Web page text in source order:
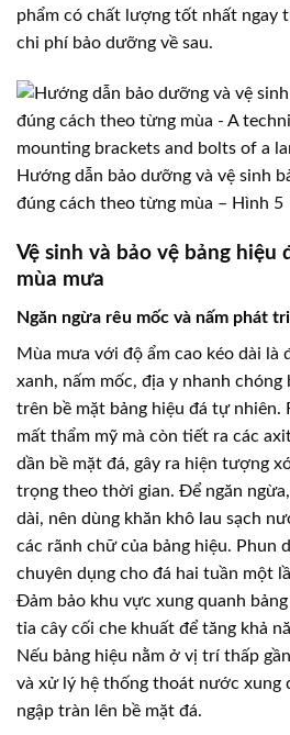
phẩm có chất lượng tốt nhất ngay
chi phí bảo dưỡng về sau.
Hướng dẫn bảo dưỡng và vệ sinh
đúng cách theo từng mùa – Hình 5
Vệ sinh và bảo vệ bảng hiệu
mùa mưa
Ngăn ngừa rêu mốc và nấm phát
Mùa mưa với độ ẩm cao kéo dài là
xanh, nấm mốc, địa y nhanh
trên bề mặt bảng hiệu đá tự nhiên.
mất thẩm mỹ mà còn tiết ra các
dần bề mặt đá, gây ra hiện tượng
trọng theo thời gian. Để ngăn
dài, nên dùng khăn khô lau sạch
các rãnh chữ của bảng hiệu. Phun
chuyên dụng cho đá hai tuần một
Đảm bảo khu vực xung quanh
tỉa cây cối che khuất để tăng khả
Nếu bảng hiệu nằm ở vị trí thấp
và xử lý hệ thống thoát nước xung
ngập tràn lên bề mặt đá.